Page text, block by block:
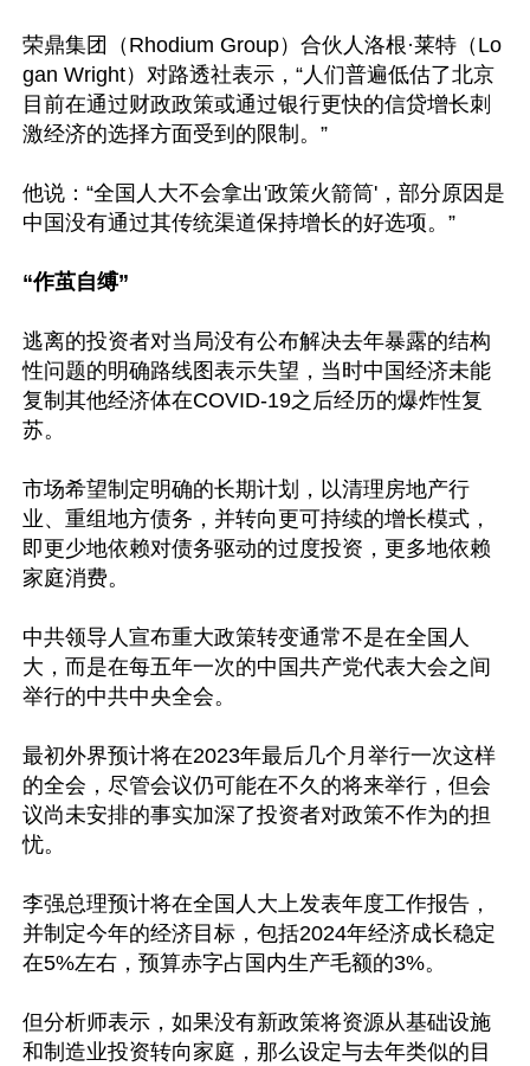
荣鼎集团（Rhodium Group）合伙人洛根·莱特（Lo
gan Wright）对路透社表示，“人们普遍低估了北京
目前在通过财政政策或通过银行更快的信贷增长刺
激经济的选择方面受到的限制。”
他说：“全国人大不会拿出'政策火箭筒'，部分原因是
中国没有通过其传统渠道保持增长的好选项。”
“作茧自缚”
逃离的投资者对当局没有公布解决去年暴露的结构
性问题的明确路线图表示失望，当时中国经济未能
复制其他经济体在COVID-19之后经历的爆炸性复
苏。
市场希望制定明确的长期计划，以清理房地产行
业、重组地方债务，并转向更可持续的增长模式，
即更少地依赖对债务驱动的过度投资，更多地依赖
家庭消费。
中共领导人宣布重大政策转变通常不是在全国人
大，而是在每五年一次的中国共产党代表大会之间
举行的中共中央全会。
最初外界预计将在2023年最后几个月举行一次这样
的全会，尽管会议仍可能在不久的将来举行，但会
议尚未安排的事实加深了投资者对政策不作为的担
忧。
李强总理预计将在全国人大上发表年度工作报告，
并制定今年的经济目标，包括2024年经济成长稳定
在5%左右，预算赤字占国内生产毛额的3%。
但分析师表示，如果没有新政策将资源从基础设施
和制造业投资转向家庭，那么设定与去年类似的目